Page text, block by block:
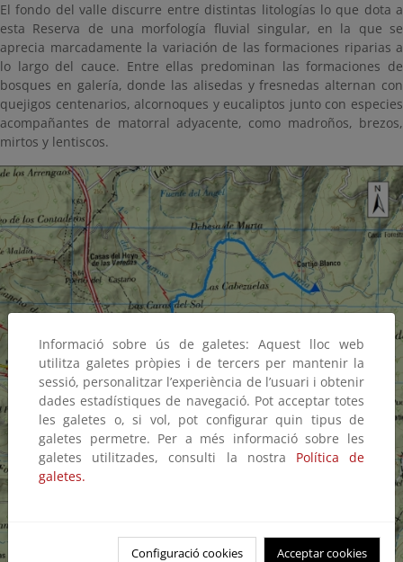
El fondo del valle discurre entre distintas litologías lo que dota a
esta Reserva de una morfología fluvial singular, en la que se
aprecia marcadamente la variación de las formaciones riparias a
lo largo del cauce. Entre ellas predominan las formaciones de
bosques en galería, donde las alisedas y fresnedas alternan con
quejigos centenarios, alcornoques y eucaliptos junto con especies
acompañantes de matorral adyacente, como madroños, brezos,
mirtos y lentiscos.
Informació sobre ús de galetes: Aquest lloc web
utilitza galetes pròpies i de tercers per mantenir la
sessió, personalitzar l’experiència de l’usuari i obtenir
dades estadístiques de navegació. Pot acceptar totes
les galetes o, si vol, pot configurar quin tipus de
galetes permetre. Per a més informació sobre les
galetes utilitzades, consulti la nostra Política de
galetes.
Configuració cookies Acceptar cookies